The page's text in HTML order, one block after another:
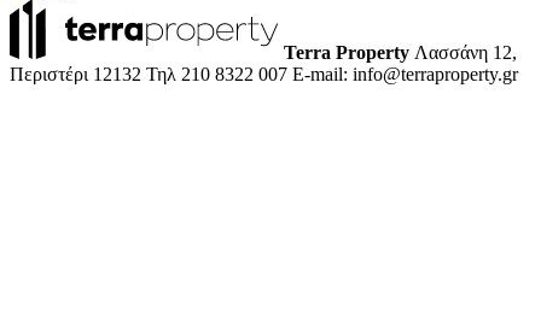
Terra Property Λασσάνη 12,
Περιστέρι 12132 Τηλ 210 8322 007 E-mail: info@terraproperty.gr